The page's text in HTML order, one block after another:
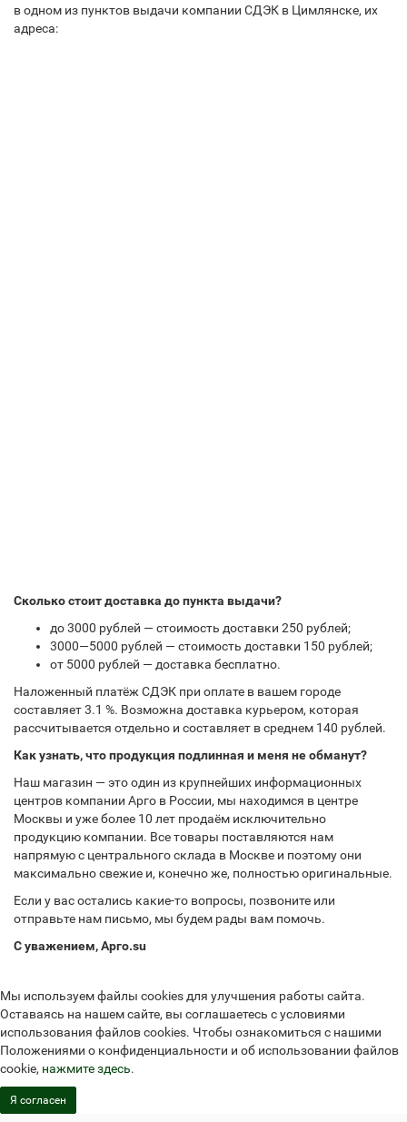
в одном из пунктов выдачи компании СДЭК в Цимлянске, их
адреса:
Сколько стоит доставка до пункта выдачи?
до 3000 рублей — стоимость доставки 250 рублей;
3000—5000 рублей — стоимость доставки 150 рублей;
от 5000 рублей — доставка бесплатно.
Наложенный платёж СДЭК при оплате в вашем городе
составляет 3.1 %. Возможна доставка курьером, которая
рассчитывается отдельно и составляет в среднем 140 рублей.
Как узнать, что продукция подлинная и меня не обманут?
Наш магазин — это один из крупнейших информационных
центров компании Арго в России, мы находимся в центре
Москвы и уже более 10 лет продаём исключительно
продукцию компании. Все товары поставляются нам
напрямую с центрального склада в Москве и поэтому они
максимально свежие и, конечно же, полностью оригинальные.
Если у вас остались какие-то вопросы, позвоните или
отправьте нам письмо, мы будем рады вам помочь.
С уважением, Арго.su
Мы используем файлы cookies для улучшения работы сайта.
Оставаясь на нашем сайте, вы соглашаетесь с условиями
использования файлов cookies. Чтобы ознакомиться с нашими
Положениями о конфиденциальности и об использовании файлов
cookie, нажмите здесь.
Я согласен